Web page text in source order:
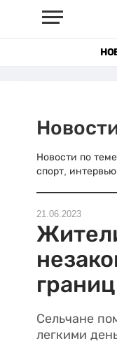
Новости по
спорт,
21.06.2023
Сельчане
легкими